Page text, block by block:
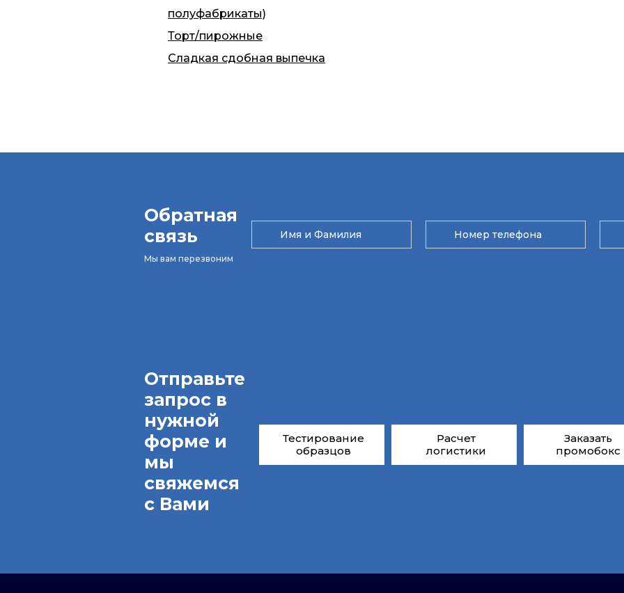
полуфабрикаты)
Торт/пирожные
Сладкая сдобная выпечка
Обратная
связь
Мы вам перезвоним
Отправьте
запрос в
нужной
форме и
мы
свяжемся
с Вами
Тестирование
образцов
Расчет
логистики
Заказать
промобокс